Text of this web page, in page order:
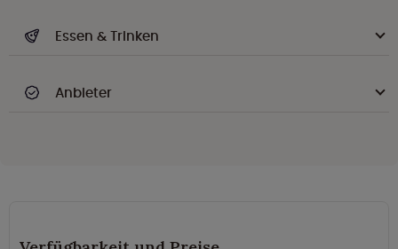
Essen & Trinken
Anbieter